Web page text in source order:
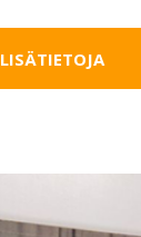
LISÄTIETOJA